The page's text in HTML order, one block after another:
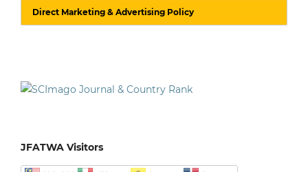
Direct Marketing & Advertising Policy
JFATWA Visitors